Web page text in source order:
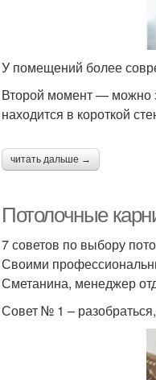
У помещений более
Второй момент — можно
находится в короткой
читать дальше →
Потолочные
7 советов по выбору
Своими
Сметанина, менеджер
Совет № 1 – разобраться,